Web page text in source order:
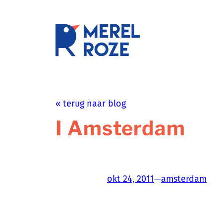
« terug naar blog
I Amsterdam
okt 24, 2011—amsterdam